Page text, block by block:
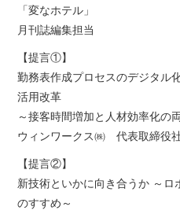
「変なホテル」
月刊誌編集担当
【提言①】
勤務表作成プロセスのデジタル
活用改革
～接客時間増加と人材効率化の
ウィンワークス㈱ 代表取締
【提言②】
新技術といかに向き合うか ～ロ
のすすめ～